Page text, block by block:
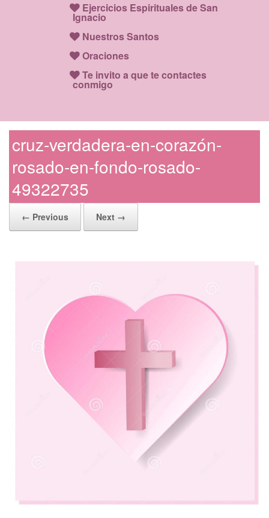
Ejercicios Espirituales de San
Ignacio
Nuestros Santos
Oraciones
Te invito a que te contactes
conmigo
cruz-verdadera-en-corazón-
rosado-en-fondo-rosado-
49322735
← Previous Next →